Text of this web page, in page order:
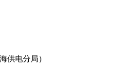
供电分局）